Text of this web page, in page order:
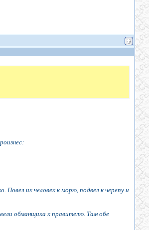
их человек к морю, подвел к черепу и
обманщика к правителю. Там обе